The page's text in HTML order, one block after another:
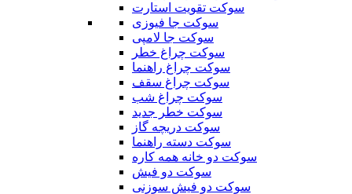
سوکت تقویت استارت
سوکت جا فیوزی
سوکت جا لامپی
سوکت چراغ خطر
سوکت چراغ راهنما
سوکت چراغ سقف
سوکت چراغ شب
سوکت خطر جدید
سوکت دریچه گاز
سوکت دسته راهنما
سوکت دو خانه همه کاره
سوکت دو فیش
سوکت دو فیش سوزنی